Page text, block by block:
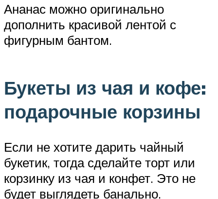
Ананас можно оригинально
дополнить красивой лентой с
фигурным бантом.
Букеты из чая и кофе:
подарочные корзины
Если не хотите дарить чайный
букетик, тогда сделайте торт или
корзинку из чая и конфет. Это не
будет выглядеть банально.